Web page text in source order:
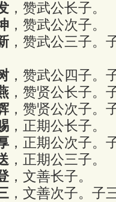
，赞武公长子。
，赞武公次子。
，赞武公三子。
，赞武公四子。
，赞贤公长子。
，赞贤公次子。
，正期公长子。
，正期公次子。
，正期公三子。
，文善长子。
，文善次子。子